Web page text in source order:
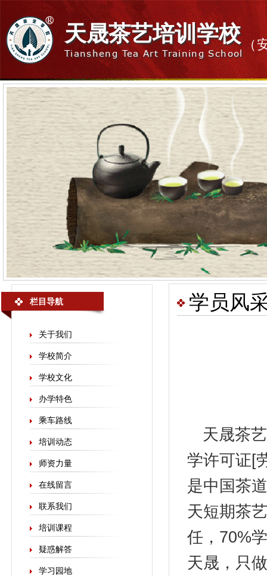
天晟茶艺培训学校
Tiansheng Tea Art Training School
（
栏目导航
关于我们
学校简介
学校文化
办学特色
乘车路线
培训动态
师资力量
在线留言
联系我们
培训课程
疑惑解答
学习园地
学员风
天晟茶
学许可证[
是中国茶
天短期茶
任，70%
天晟，只